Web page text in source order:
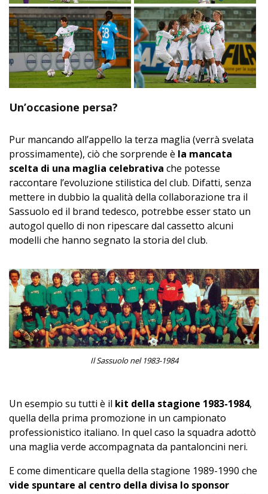
Un’occasione persa?
Pur mancando all’appello la terza maglia (verrà svelata
prossimamente), ciò che sorprende è la mancata
scelta di una maglia celebrativa che potesse
raccontare l’evoluzione stilistica del club. Difatti, senza
mettere in dubbio la qualità della collaborazione tra il
Sassuolo ed il brand tedesco, potrebbe esser stato un
autogol quello di non ripescare dal cassetto alcuni
modelli che hanno segnato la storia del club.
Il Sassuolo nel 1983-1984
Un esempio su tutti è il kit della stagione 1983-1984,
quella della prima promozione in un campionato
professionistico italiano. In quel caso la squadra adottò
una maglia verde accompagnata da pantaloncini neri.
E come dimenticare quella della stagione 1989-1990 che
vide spuntare al centro della divisa lo sponsor